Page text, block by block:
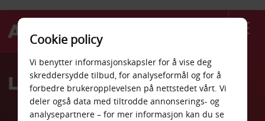
Welcome
AvisLeiebil Chateau Thierry
Cookie policy
Vi benytter informasjonskapsler for å vise deg
skreddersydde tilbud, for analyseformål og for å
forbedre brukeropplevelsen på nettstedet vårt. Vi
deler også data med tiltrodde annonserings- og
analysepartnere – for mer informasjon kan du se